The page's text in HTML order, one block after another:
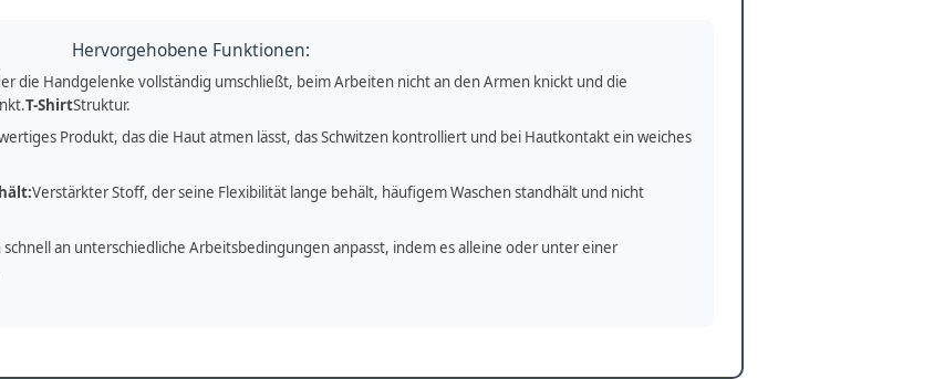
Hervorgehobene Funktionen:
die Handgelenke vollständig umschließt, beim Arbeiten nicht an den Armen knickt und die
T-ShirtStruktur.
Produkt, das die Haut atmen lässt, das Schwitzen kontrolliert und bei Hautkontakt ein weiches
Verstärkter Stoff, der seine Flexibilität lange behält, häufigem Waschen standhält und nicht
schnell an unterschiedliche Arbeitsbedingungen anpasst, indem es alleine oder unter einer